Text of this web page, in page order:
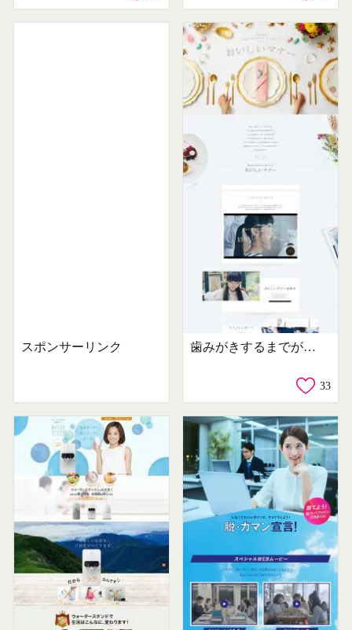
スポンサーリンク 歯みがきするまでが食べること「おいしいマナー」
33